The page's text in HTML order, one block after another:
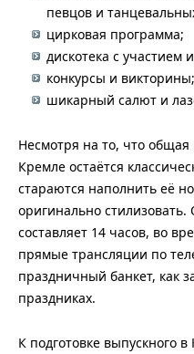
певцов и
цирковая программа;
дискотека с участием
конкурсы и викторины;
шикарный салют и
Несмотря на то, что
Кремле остаётся
стараются наполнить её
оригинально
составляет 14 часов, во
прямые трансляции по
праздничный банкет, как
праздниках.
К подготовке выпускного